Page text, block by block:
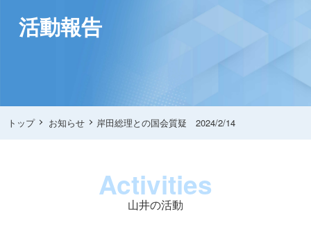
活動報告
トップ お知らせ 岸田総理との国会質疑 2024/2/14
Activities
山井の活動